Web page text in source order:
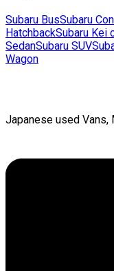
Subaru BusSubaru
HatchbackSubaru Kei
SedanSubaru SUV
Wagon
Japanese used Vans,